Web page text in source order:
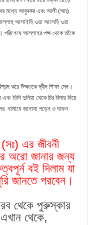
মধ্যে আবুবকর এবং আলী (আঃ)
আলাইহি ওয়া আলেহি ওয়া
আল্লাহর পক্ষ থেকে তাঁকে
করে উম্মতকে দ্বীন শিক্ষা দেন।
তিনি দুনিয়া থেকে চির বিদায় নিয়ে
নামাযে জানাযা পড়েন ও দাফন
এর জীবনী
অরো জানার জন্য
বই দিলাম যা
জানতে পরবেন।
থেকে পুরুস্কার
থেকে,